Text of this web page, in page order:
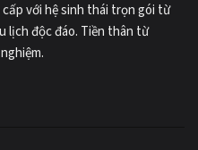
với hệ sinh thái trọn gói từ
lịch độc đáo. Tiền thân từ